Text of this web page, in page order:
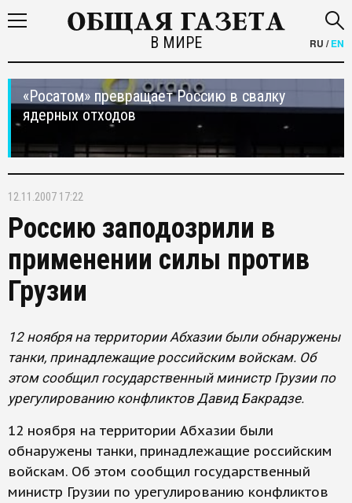
В МИРЕ RU /EN
«Росатом» превращает Россию в свалку
ядерных отходов
12.11.2007 17:22
Россию заподозрили в
применении силы против
Грузии
12 ноября на территории Абхазии были обнаружены
танки, принадлежащие российским войскам. Об
этом сообщил государственный министр Грузии по
урегулированию конфликтов Давид Бакрадзе.
12 ноября на территории Абхазии были
обнаружены танки, принадлежащие российским
войскам. Об этом сообщил государственный
министр Грузии по урегулированию конфликтов